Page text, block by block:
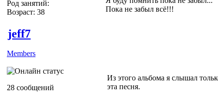
Род занятий:
Возраст: 38
Пока не забыл всё!!!
jeff7
Members
28 сообщений
Из этого альбома я слышал
эта песня.